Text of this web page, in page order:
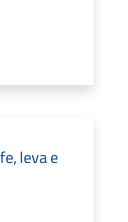
leva e